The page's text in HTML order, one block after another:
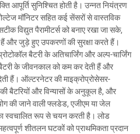
आपूर्ति सुनिश्चित होती है। उन्नत नियंत्रण
मॉनिटर सहित कई सेंसरों से वास्तविक
विद्युत पैरामीटर्स को बनाए रखा जा सके,
और जुड़े हुए उपकरणों की सुरक्षा करते हैं।
बैटरी के अतिचार्जिंग और अल्प-चार्जिंग
के जीवनकाल को कम कर देती हैं और
हैं। ऑल्टरनेटर की माइक्रोप्रोसेसर-
की बैटरियों और विन्यासों के अनुकूल है, और
की जाने वाली फ्लडेड, एजीएम या जेल
स्वचालित रूप से चयन करती है। लोड
शीतलन घटकों को प्राथमिकता प्रदान